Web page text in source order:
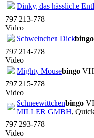
Dinky, das hässliche
797 213-778
Video
Schweinchen Dickbingo
797 214-778
Video
Mighty Mousebingo
797 215-778
Video
Schneewittchenbingo
MILLER GMBH,
797 293-778
Video